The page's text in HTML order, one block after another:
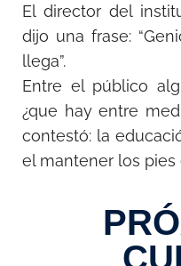
El director del
dijo una frase:
llega”.
Entre el público
¿que hay entre
contestó: la
el mantener los pies